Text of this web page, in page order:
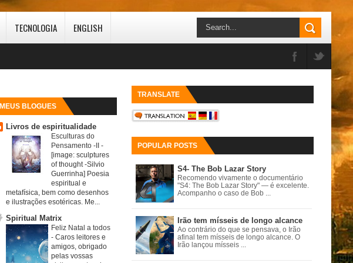
TECNOLOGIA ENGLISH
MEUS BLOGUES
Livros de espiritualidade
Esculturas do
Pensamento -II -
[image: sculptures
of thought -Silvio
Guerrinha] Poesia
espiritual e
metafísica, bem como desenhos
e ilustrações esotéricas. Me...
Spiritual Matrix
Feliz Natal a todos
- Caros leitores e
amigos, obrigado
pelas vossas
TRANSLATE
POPULAR POSTS
S4- The Bob Lazar Story
Recomendo vivamente o documentário
"S4: The Bob Lazar Story" — é excelente.
Acompanho o caso de Bob ...
Irão tem mísseis de longo alcance
Ao contrário do que se pensava, o Irão
afinal tem mísseis de longo alcance. O
Irão lançou mísseis ...